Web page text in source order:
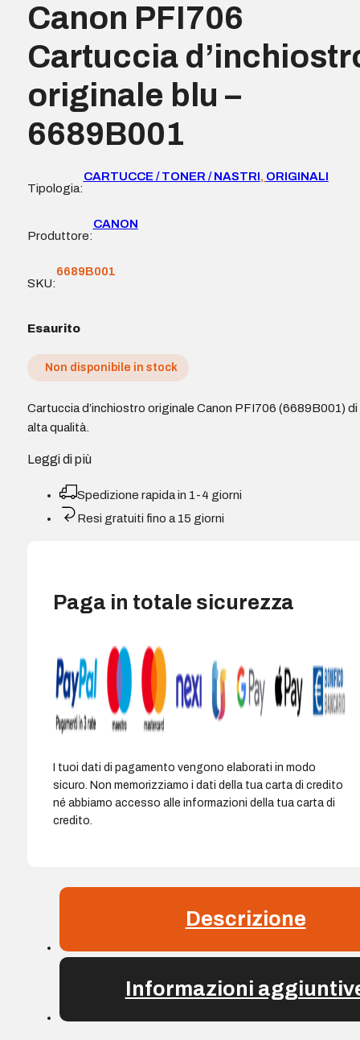
Canon PFI706
Cartuccia
originale blu –
6689B001
Tipologia:
CARTUCCE / TONER / NASTRI, ORIGINALI
Produttore:
CANON
SKU:
6689B001
Esaurito
Non disponibile in stock
Cartuccia d’inchiostro originale Canon PFI706 (6689B001) di
alta qualità.
Leggi di più
Spedizione rapida in 1-4 giorni
Resi gratuiti fino a 15 giorni
Paga in totale sicurezza
I tuoi dati di pagamento vengono elaborati in modo
sicuro. Non memorizziamo i dati della tua carta di credito
né abbiamo accesso alle informazioni della tua carta di
credito.
Descrizione
Informazioni